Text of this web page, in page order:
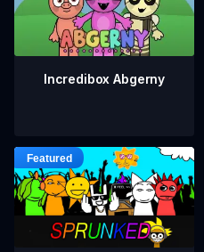
Incredibox Abgerny